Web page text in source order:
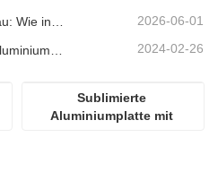
Jenseits von Silber und Grau: Wie individuell gewählte Farben unbegrenzte Möglichkeiten für Aluminiumschaum eröffnen 2026-06-01
2024-02-26
Sublimierte
Aluminiumplatte mit